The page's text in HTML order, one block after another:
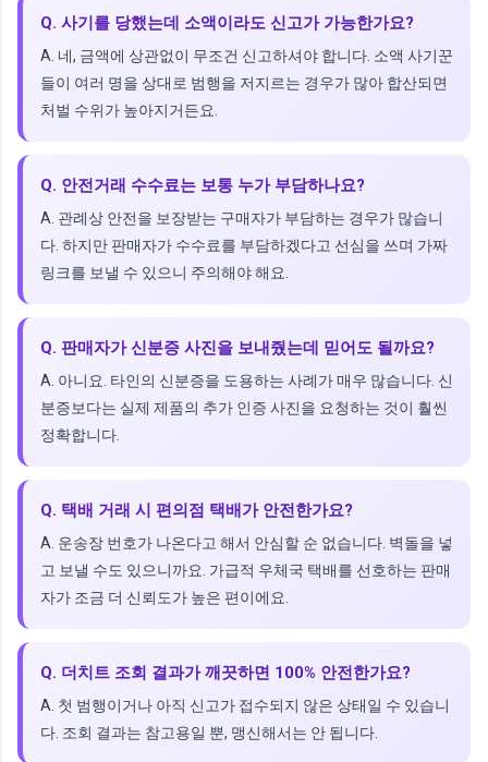
Q. 사기를 당했는데 소액이라도 신고가 가능한가요?
A. 네, 금액에 상관없이 무조건 신고하셔야 합니다. 소액 사기꾼
들이 여러 명을 상대로 범행을 저지르는 경우가 많아 합산되면
처벌 수위가 높아지거든요.
Q. 안전거래 수수료는 보통 누가 부담하나요?
A. 관례상 안전을 보장받는 구매자가 부담하는 경우가 많습니
다. 하지만 판매자가 수수료를 부담하겠다고 선심을 쓰며 가짜
링크를 보낼 수 있으니 주의해야 해요.
Q. 판매자가 신분증 사진을 보내줬는데 믿어도 될까요?
A. 아니요. 타인의 신분증을 도용하는 사례가 매우 많습니다. 신
분증보다는 실제 제품의 추가 인증 사진을 요청하는 것이 훨씬
정확합니다.
Q. 택배 거래 시 편의점 택배가 안전한가요?
A. 운송장 번호가 나온다고 해서 안심할 순 없습니다. 벽돌을 넣
고 보낼 수도 있으니까요. 가급적 우체국 택배를 선호하는 판매
자가 조금 더 신뢰도가 높은 편이에요.
Q. 더치트 조회 결과가 깨끗하면 100% 안전한가요?
A. 첫 범행이거나 아직 신고가 접수되지 않은 상태일 수 있습니
다. 조회 결과는 참고용일 뿐, 맹신해서는 안 됩니다.